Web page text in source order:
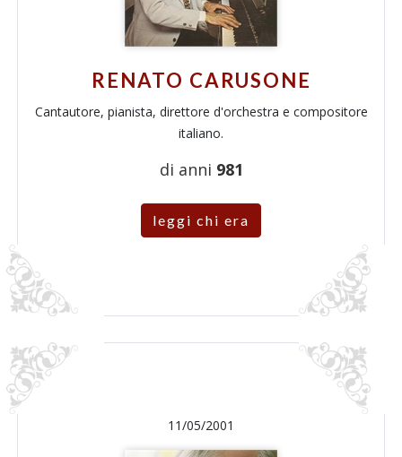
RENATO CARUSONE
Cantautore, pianista, direttore d'orchestra e compositore
italiano.
di anni 981
leggi chi era
11/05/2001